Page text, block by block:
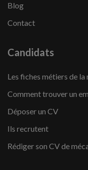
Blog
Contact
Candidats
Les fiches métiers de la
Comment trouver un
Déposer un CV
Ils recrutent
Rédiger son CV de